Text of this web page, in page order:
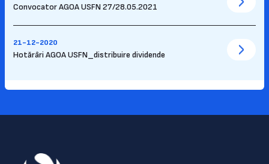
Convocator AGOA USFN 27/28.05.2021
21-12-2020
Hotărâri AGOA USFN_distribuire dividende